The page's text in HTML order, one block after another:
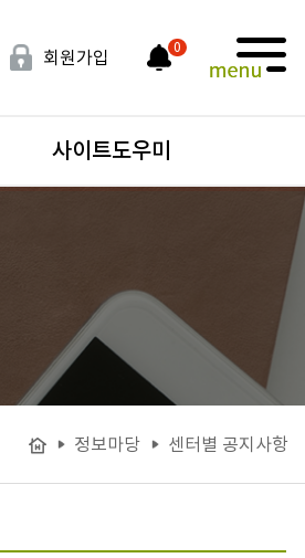
회원가입 0
사이트도우미
정보마당 센터별 공지사항